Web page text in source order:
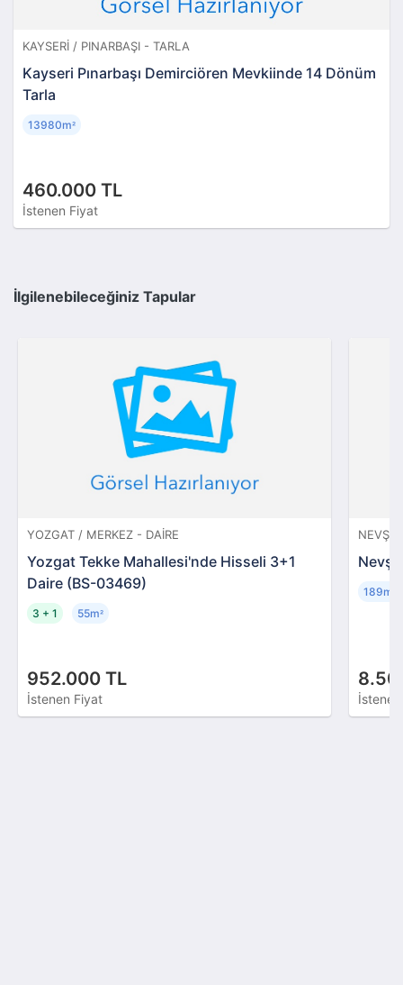
KAYSERI / PINARBAŞI - TARLA
Kayseri Pınarbaşı Demirciören Mevkiinde 14 Dönüm
Tarla
460.000 TL
İstenen Fiyat
13980m²
İlgilenebileceğiniz Tapular
YOZGAT / MERKEZ - DAIRE
Yozgat Tekke Mahallesi'nde Hisseli 3+1
Daire (BS-03469)
952.000 TL
İstenen Fiyat
3 + 1 55m²
189m